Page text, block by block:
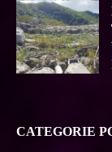
CATEGORIE